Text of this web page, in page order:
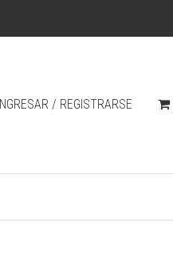
INGRESAR / REGISTRARSE